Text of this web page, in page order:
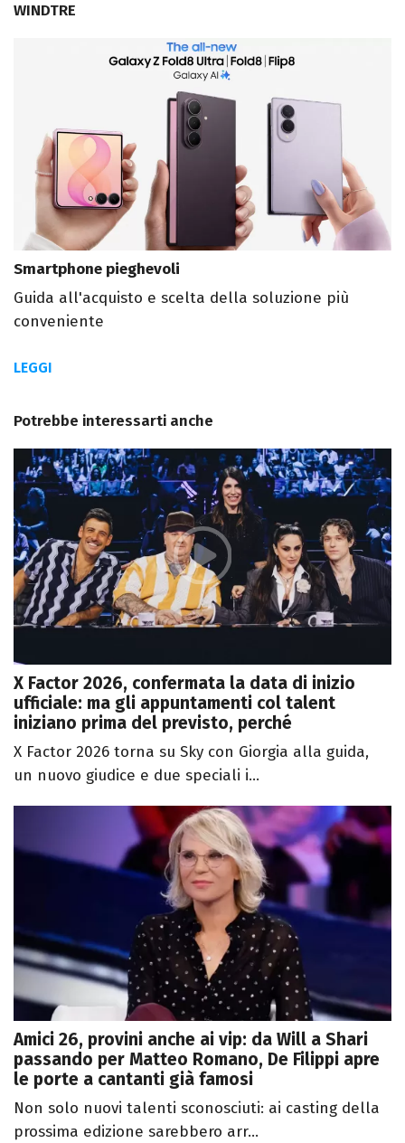
WINDTRE
Smartphone pieghevoli
Guida all'acquisto e scelta della soluzione più
conveniente
LEGGI
Potrebbe interessarti anche
X Factor 2026, confermata la data di inizio
ufficiale: ma gli appuntamenti col talent
iniziano prima del previsto, perché
X Factor 2026 torna su Sky con Giorgia alla guida,
un nuovo giudice e due speciali i...
Amici 26, provini anche ai vip: da Will a Shari
passando per Matteo Romano, De Filippi apre
le porte a cantanti già famosi
Non solo nuovi talenti sconosciuti: ai casting della
prossima edizione sarebbero arr...